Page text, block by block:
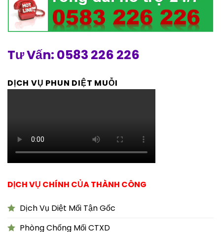
Tư Vấn: 0583 226 226
DỊCH VỤ PHUN DIỆT MUỖI
DỊCH VỤ CHÍNH CỦA THÀNH CÔNG
Dịch Vụ Diệt Mối Tận Gốc
Phòng Chống Mối CTXD